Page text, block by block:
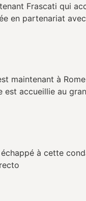
Frascati qui
en partenariat
maintenant à
est accueillie au
à cette
: Lettre